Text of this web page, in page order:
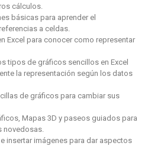
cálculos.
básicas para aprender el
a celdas.
Excel para conocer como representar
tipos de gráficos sencillos en Excel
la representación según los datos
de gráficos para cambiar sus
Mapas 3D y paseos guiados para
novedosas.
insertar imágenes para dar aspectos